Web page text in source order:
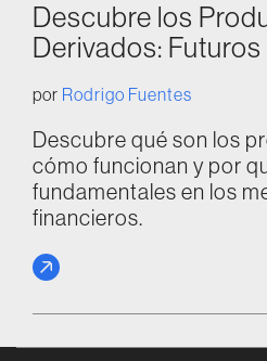
Descubre los
Derivados:
por Rodrigo Fuentes
Descubre qué son los
cómo funcionan y por
fundamentales en los
financieros.